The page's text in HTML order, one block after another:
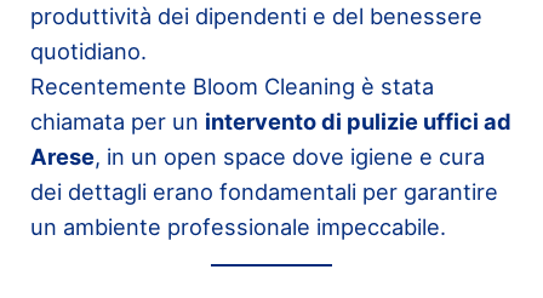
produttività dei dipendenti e del benessere
quotidiano.
Recentemente Bloom Cleaning è stata
chiamata per un intervento di pulizie uffici ad
Arese, in un open space dove igiene e cura
dei dettagli erano fondamentali per garantire
un ambiente professionale impeccabile.